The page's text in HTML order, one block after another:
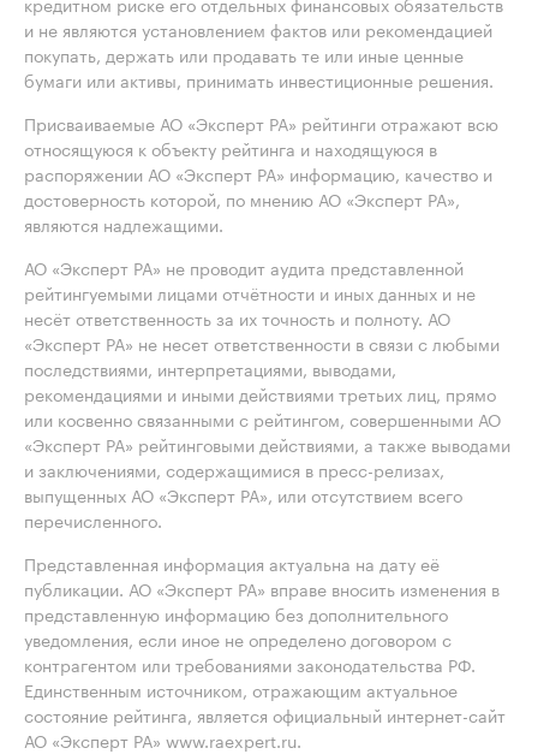
и не являются установлением фактов или рекомендацией
покупать, держать или продавать те или иные ценные
бумаги или активы, принимать инвестиционные решения.
Присваиваемые АО «Эксперт РА» рейтинги отражают всю
относящуюся к объекту рейтинга и находящуюся в
распоряжении АО «Эксперт РА» информацию, качество и
достоверность которой, по мнению АО «Эксперт РА»,
являются надлежащими.
АО «Эксперт РА» не проводит аудита представленной
рейтингуемыми лицами отчётности и иных данных и не
несёт ответственность за их точность и полноту. АО
«Эксперт РА» не несет ответственности в связи с любыми
последствиями, интерпретациями, выводами,
рекомендациями и иными действиями третьих лиц, прямо
или косвенно связанными с рейтингом, совершенными АО
«Эксперт РА» рейтинговыми действиями, а также выводами
и заключениями, содержащимися в пресс-релизах,
выпущенных АО «Эксперт РА», или отсутствием всего
перечисленного.
Представленная информация актуальна на дату её
публикации. АО «Эксперт РА» вправе вносить изменения в
представленную информацию без дополнительного
уведомления, если иное не определено договором с
контрагентом или требованиями законодательства РФ.
Единственным источником, отражающим актуальное
состояние рейтинга, является официальный интернет-сайт
АО «Эксперт РА» www.raexpert.ru.